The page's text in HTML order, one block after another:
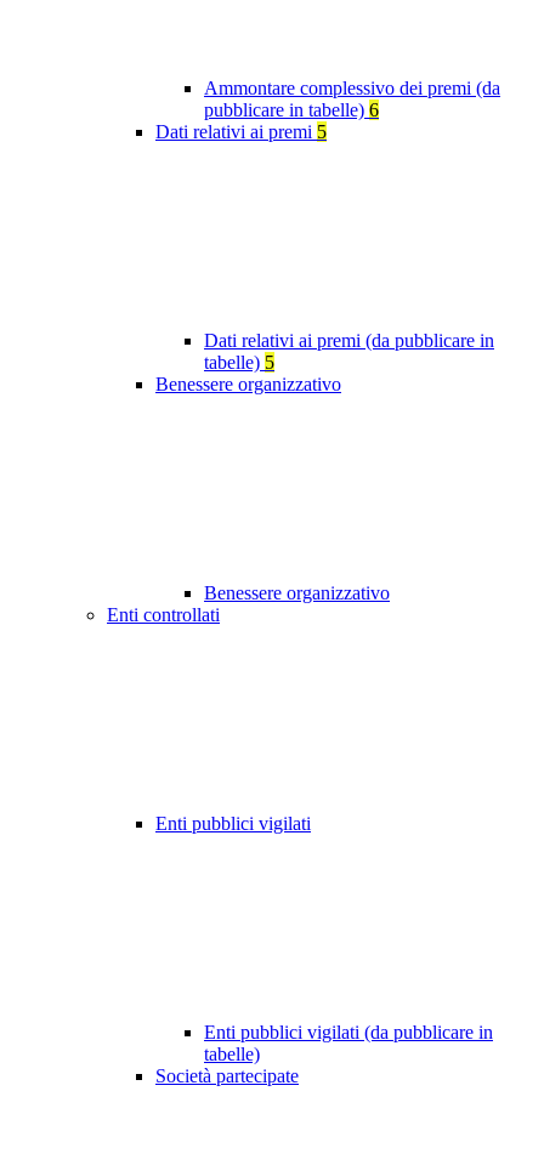
Ammontare complessivo dei premi (da
pubblicare in tabelle) 6
Dati relativi ai premi 5
Dati relativi ai premi (da pubblicare in
tabelle) 5
Benessere organizzativo
Benessere organizzativo
Enti controllati
Enti pubblici vigilati
Enti pubblici vigilati (da pubblicare in
tabelle)
Società partecipate